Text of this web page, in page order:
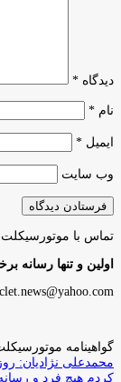
دیدگاه *
نام *
ایمیل *
وب‌ سایت
تماس با
اولین و تنها رسانه
گواهینامه
محمدعلی نژادیان:
کردم هیچ فرد و